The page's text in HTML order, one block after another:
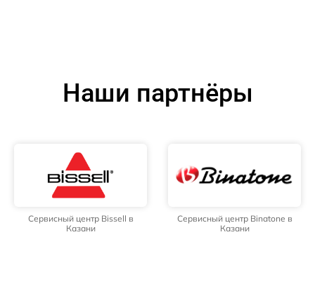
Наши партнёры
Сервисный центр Bissell в
Казани
Сервисный центр Binatone в
Казани